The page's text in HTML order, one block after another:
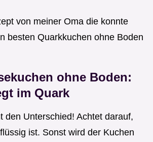
von meiner Oma die konnte
besten Quarkkuchen ohne Boden
ohne Boden:
im Quark
den Unterschied! Achtet darauf,
ist. Sonst wird der Kuchen